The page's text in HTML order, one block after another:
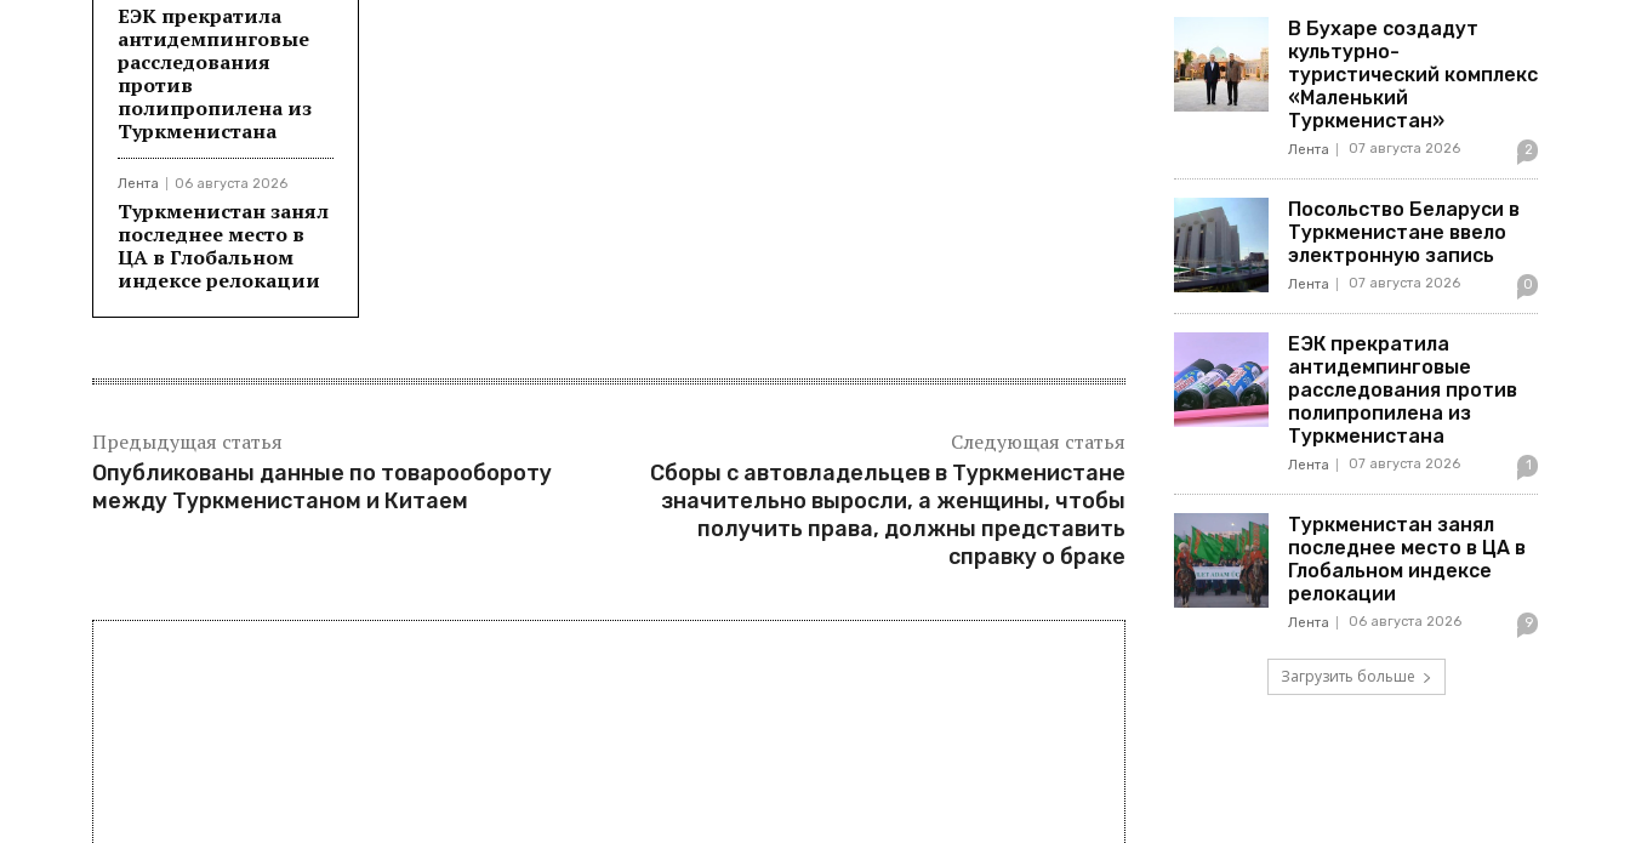
ЕЭК прекратила
антидемпинговые
расследования
против
полипропилена из
Туркменистана
Лента 06 августа 2026
Туркменистан занял
последнее место в
ЦА в Глобальном
индексе релокации
Предыдущая статья
Опубликованы данные по товарообороту
между Туркменистаном и Китаем
Следующая статья
Сборы с автовладельцев в Туркменистане
значительно выросли, а женщины, чтобы
получить права, должны представить
справку о браке
В Бухаре создадут
культурно-
туристический комплекс
«Маленький
Туркменистан»
Лента 07 августа 2026 2
Посольство Беларуси в
Туркменистане ввело
электронную запись
Лента 07 августа 2026 0
ЕЭК прекратила
антидемпинговые
расследования против
полипропилена из
Туркменистана
Лента 07 августа 2026 1
Туркменистан занял
последнее место в ЦА в
Глобальном индексе
релокации
Лента 06 августа 2026 9
Загрузить больше